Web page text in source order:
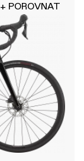
+ POROVNAT